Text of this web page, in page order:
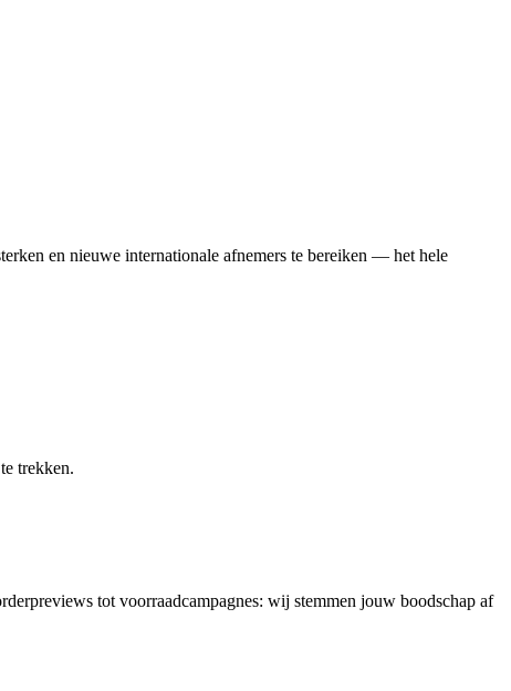
en nieuwe internationale afnemers te bereiken — het hele
trekken.
tot voorraadcampagnes: wij stemmen jouw boodschap af